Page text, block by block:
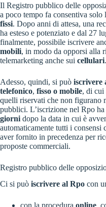
Il Registro pubblico delle
a poco tempo fa consentiva solo
fissi. Dopo anni di attesa, una
ha esteso e potenziato e dal 27
finalmente, possibile iscrivere
mobili, in modo da opporsi alla
telemarketing anche sui cellulari.
Adesso, quindi, si può iscrivere
telefonico, fisso o mobile, di cui
quelli riservati che non figurano
pubblici. L’iscrizione nel Rpo
giorni dopo la data in cui è
automaticamente tutti i consensi
aver fornito in precedenza per
proposte commerciali.
Registro pubblico delle
Ci si può iscrivere al Rpo con